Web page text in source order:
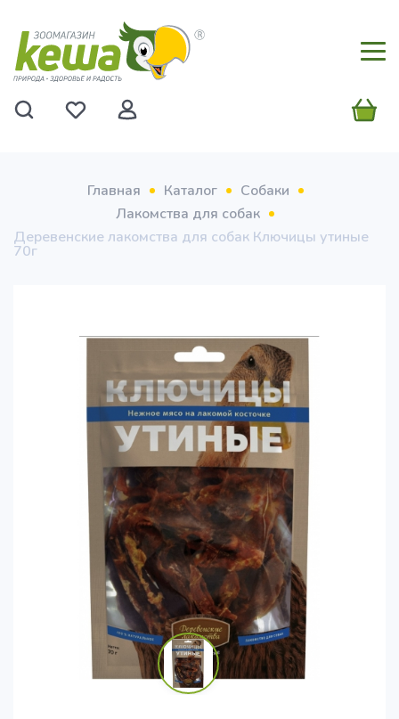
Главная Каталог
Собаки
Лакомства для собак
Деревенские лакомства для собак Ключицы утиные
70г